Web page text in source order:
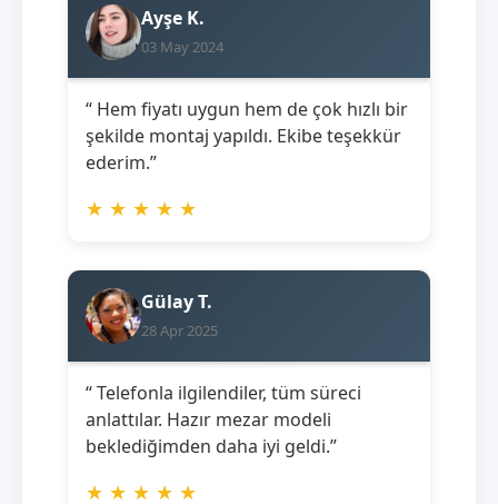
Ayşe K.
03 May 2024
“ Hem fiyatı uygun hem de çok hızlı bir
şekilde montaj yapıldı. Ekibe teşekkür
ederim.”
★ ★ ★ ★ ★
Gülay T.
28 Apr 2025
“ Telefonla ilgilendiler, tüm süreci
anlattılar. Hazır mezar modeli
beklediğimden daha iyi geldi.”
★ ★ ★ ★ ★